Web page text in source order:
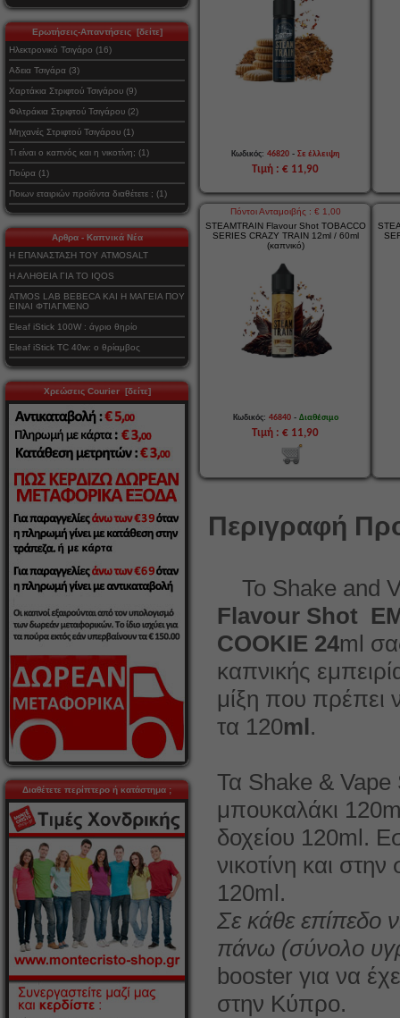
Ερωτήσεις-Απαντήσεις [δείτε]
Ηλεκτρονικό Τσιγάρο (16)
Αδεια Τσιγάρα (3)
Χαρτάκια Στριφτού Τσιγάρου (9)
Φιλτράκια Στριφτού Τσιγάρου (2)
Μηχανές Στριφτού Τσιγάρου (1)
Τι είναι ο καπνός και η νικοτίνη; (1)
Πούρα (1)
Ποιων εταιριών προϊόντα διαθέτετε ; (1)
Αρθρα - Καπνικά Νέα
Η ΕΠΑΝΑΣΤΑΣΗ ΤΟΥ ATMOSALT
Η ΑΛΗΘΕΙΑ ΓΙΑ ΤΟ IQOS
ATMOS LAB BEBECA ΚΑΙ Η ΜΑΓΕΙΑ ΠΟΥ
ΕΙΝΑΙ ΦΤΙΑΓΜΕΝΟ
Eleaf iStick 100W : άγριο θηρίο
Eleaf iStick TC 40w: ο θρίαμβος
Χρεώσεις Courier [δείτε]
Διαθέτετε περίπτερο ή κατάστημα ;
Κωδικός: 46820 -Σε έλλειψη
Τιμή : € 11,90
Πόντοι Ανταμοιβής : € 1,00
STEAMTRAIN Flavour Shot TOBACCO
SERIES CRAZY TRAIN 12ml / 60ml
(καπνικό)
Κωδικός: 46840- Διαθέσιμο
Τιμή : € 11,90
Περιγραφή
Το Shake and
Flavour Shot
COOKIE 24ml
καπνικής
μίξη που πρέπει
τα 120ml.
Τα Shake &
μπουκαλάκι
δοχείου 120ml.
νικοτίνη και
120ml.
Σε κάθε επίπεδο
πάνω (σύνολο
booster για να
στην Κύπρο.